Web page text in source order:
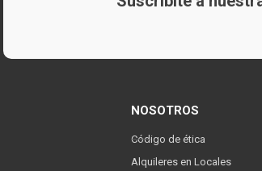
NOSOTROS
Código de ética
Alquileres en Locales